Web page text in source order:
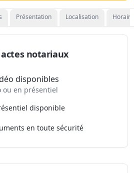
Présentation Localisation
notariaux
disponibles
ou en présentiel
disponible
en toute sécurité